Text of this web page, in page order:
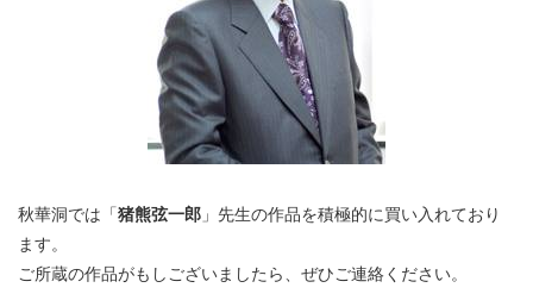
秋華洞では「猪熊弦一郎 」先生の作品を積極的に買い入れており
ます。
ご所蔵の作品がもしございましたら、ぜひご連絡ください。